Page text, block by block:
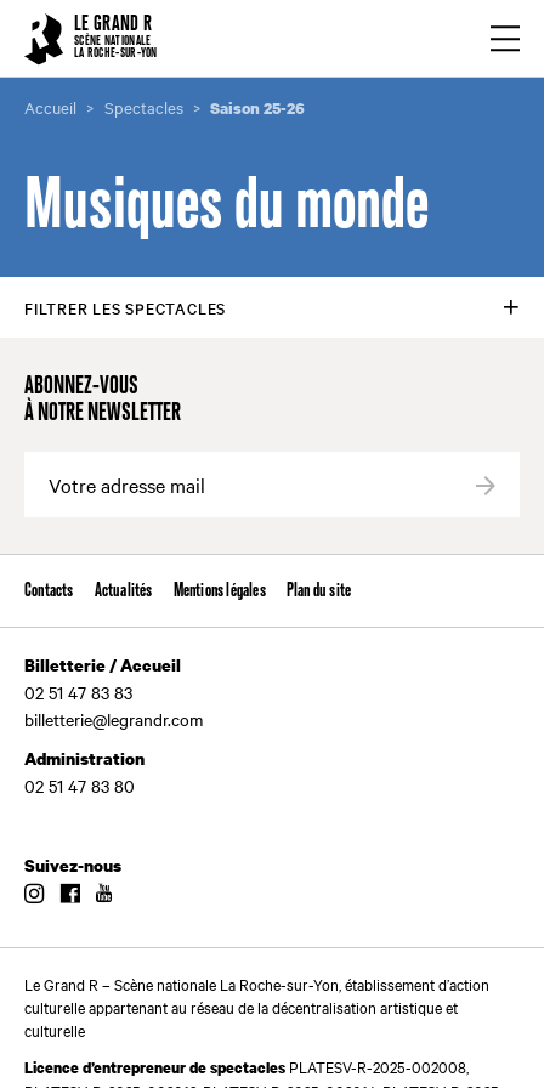
LE GRAND R
SCÈNE NATIONALE
LA ROCHE-SUR-YON
Accueil Spectacles Saison 25-26
Musiques du monde
FILTRER LES SPECTACLES
ABONNEZ-VOUS
À NOTRE NEWSLETTER
Contacts Actualités Mentions légales Plan du site
Billetterie / Accueil
02 51 47 83 83
billetterie@legrandr.com
Administration
02 51 47 83 80
Suivez-nous
InstagramFacebook
Le Grand R – Scène nationale La Roche-sur-Yon, établissement d’action
culturelle appartenant au réseau de la décentralisation artistique et
culturelle
Licence d’entrepreneur de spectacles PLATESV-R-2025-002008,
Cookies management panel